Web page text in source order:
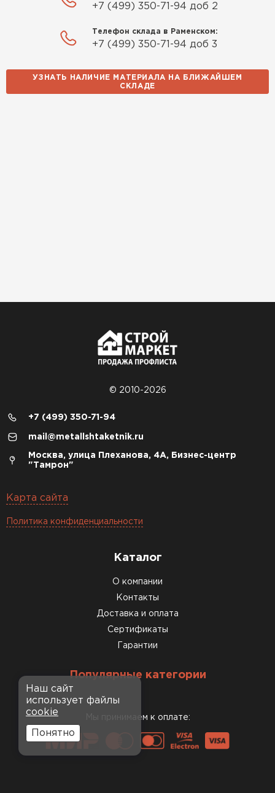
+7 (499) 350-71-94 доб 2
Телефон склада в Раменском:
+7 (499) 350-71-94 доб 3
УЗНАТЬ НАЛИЧИЕ МАТЕРИАЛА НА БЛИЖАЙШЕМ
СКЛАДЕ
© 2010-2026
+7 (499) 350-71-94
mail@metallshtaketnik.ru
Москва, улица Плеханова, 4А, Бизнес-центр
"Тамрон"
Карта сайта
Политика конфиденциальности
Каталог
О компании
Контакты
Доставка и оплата
Сертификаты
Гарантии
Популярные категории
Мы принимаем к оплате:
Наш сайт
использует файлы
cookie
Понятно